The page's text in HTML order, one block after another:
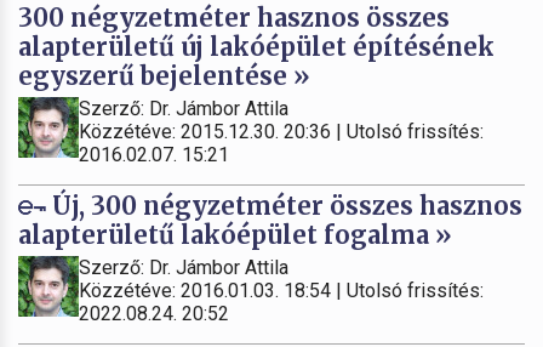
300 négyzetméter hasznos összes
alapterületű új lakóépület építésének
egyszerű bejelentése »
Szerző: Dr. Jámbor Attila
Közzétéve: 2015.12.30. 20:36 | Utolsó frissítés:
2016.02.07. 15:21
Új, 300 négyzetméter összes hasznos
alapterületű lakóépület fogalma »
Szerző: Dr. Jámbor Attila
Közzétéve: 2016.01.03. 18:54 | Utolsó frissítés:
2022.08.24. 20:52